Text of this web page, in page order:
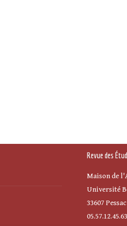
Revue des
Maison de
Université
33607
05.57.12.45.63